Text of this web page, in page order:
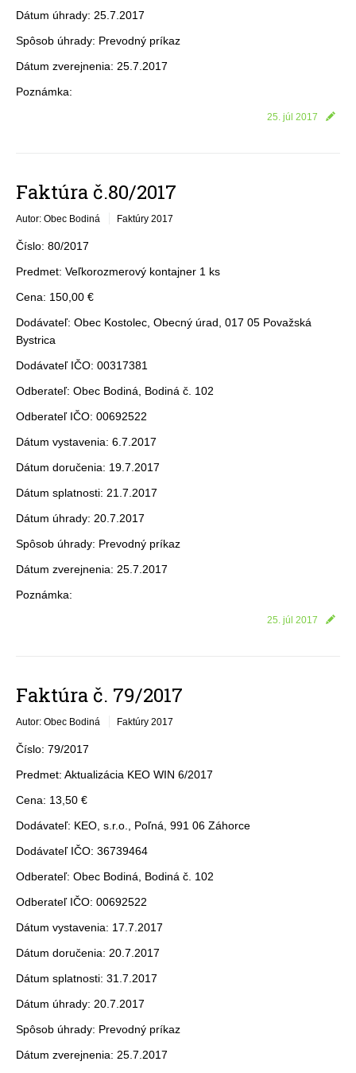
Dátum úhrady: 25.7.2017
Spôsob úhrady: Prevodný príkaz
Dátum zverejnenia: 25.7.2017
Poznámka:
25. júl 2017
Faktúra č.80/2017
Autor: Obec Bodiná Faktúry 2017
Číslo: 80/2017
Predmet: Veľkorozmerový kontajner 1 ks
Cena: 150,00 €
Dodávateľ: Obec Kostolec, Obecný úrad, 017 05 Považská
Bystrica
Dodávateľ IČO: 00317381
Odberateľ: Obec Bodiná, Bodiná č. 102
Odberateľ IČO: 00692522
Dátum vystavenia: 6.7.2017
Dátum doručenia: 19.7.2017
Dátum splatnosti: 21.7.2017
Dátum úhrady: 20.7.2017
Spôsob úhrady: Prevodný príkaz
Dátum zverejnenia: 25.7.2017
Poznámka:
25. júl 2017
Faktúra č. 79/2017
Autor: Obec Bodiná Faktúry 2017
Číslo: 79/2017
Predmet: Aktualizácia KEO WIN 6/2017
Cena: 13,50 €
Dodávateľ: KEO, s.r.o., Poľná, 991 06 Záhorce
Dodávateľ IČO: 36739464
Odberateľ: Obec Bodiná, Bodiná č. 102
Odberateľ IČO: 00692522
Dátum vystavenia: 17.7.2017
Dátum doručenia: 20.7.2017
Dátum splatnosti: 31.7.2017
Dátum úhrady: 20.7.2017
Spôsob úhrady: Prevodný príkaz
Dátum zverejnenia: 25.7.2017